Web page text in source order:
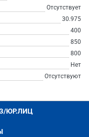
Отсутствует
30.975
400
850
800
Нет
Отсутствуют
ЮР.ЛИЦ